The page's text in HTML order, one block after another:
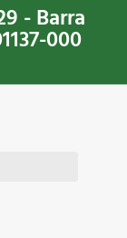
conheça mais esse
Cofres!
- Barra
000